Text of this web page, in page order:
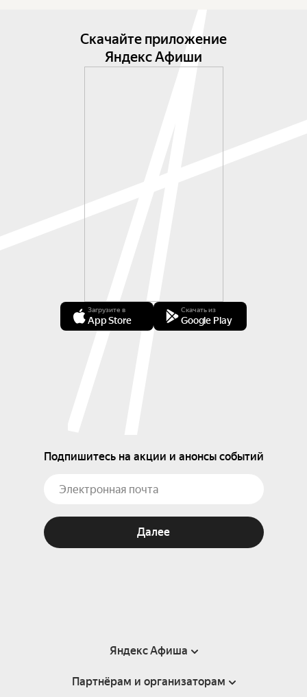
Скачайте приложение
Яндекс Афиши
Загрузите в
App Store
Скачать из
Google Play
Подпишитесь на акции и анонсы событий
Далее
Яндекс Афиша
Справка
Партнёрам и организаторам